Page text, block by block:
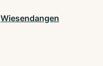
Wiesendangen